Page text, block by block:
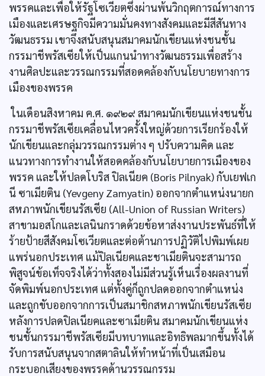
พรรคและเพื่อให้รัฐโซเวียตซึ่งผ่านพ้นวิกฤตการณ์ทางการ
เมืองและเศรษฐกิจมีความมั่นคงทางสังคมและมีสีสันทาง
วัฒนธรรม เขาจึงสนับสนุนสมาคมนักเขียนแห่งชนชั้น
กรรมาชีพรัสเซียให้เป็นแกนนำทางวัฒนธรรมเพื่อสร้าง
งานศิลปะและวรรณกรรมที่สอดคล้องกับนโยบายทางการ
เมืองของพรรค
ในเดือนสิงหาคม ค.ศ. ๑๙๒๙ สมาคมนักเขียนแห่งชนชั้น
กรรมาชีพรัสเซียเคลื่อนไหวครั้งใหญ่ด้วยการเรียกร้องให้
นักเขียนและกลุ่มวรรณกรรมต่าง ๆ ปรับความคิด และ
แนวทางการทำงานให้สอดคล้องกับนโยบายการเมืองของ
พรรค และให้ปลดโบริส ปิลเนียค (Boris Pilnyak) กับเยฟเก
นี ซาเมียติน (Yevgeny Zamyatin) ออกจากตำแหน่งนายก
สหภาพนักเขียนรัสเซีย (All-Union of Russian Writers)
สาขามอสโกและเลนินกราดด้วยข้อหาส่งงานประพันธ์ที่ให้
ร้ายป้ายสีสังคมโซเวียตและต่อต้านการปฏิวัติไปพิมพ์เผย
แพร่นอกประเทศ แม้ปิลเนียคและชาเมียตินจะสามารถ
พิสูจน์ข้อเท็จจริงได้ว่าทั้งสองไม่มีส่วนรู้เห็นเรื่องผลงานที่
จัดพิมพ์นอกประเทศ แต่ทั้งคู่ก็ถูกปลดออกจากตำแหน่ง
และถูกขับออกจากการเป็นสมาชิกสหภาพนักเขียนรัสเซีย
หลังการปลดปิลเนียคและซาเมียติน สมาคมนักเขียนแห่ง
ชนชั้นกรรมาชีพรัสเซียมีบทบาทและอิทธิพลมากขึ้นทั้งได้
รับการสนับสนุนจากสตาลินให้ทำหน้าที่เป็นเสมือน
กระบอกเสียงของพรรคด้านวรรณกรรม